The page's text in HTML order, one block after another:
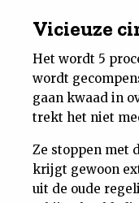
Vicieuze
Het wordt 5
wordt
gaan kwaad in
trekt het niet
Ze stoppen met
krijgt gewoon
uit de oude